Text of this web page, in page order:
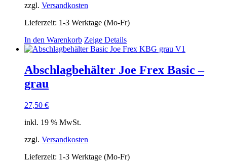
zzgl. Versandkosten
Lieferzeit: 1-3 Werktage (Mo-Fr)
In den Warenkorb Zeige Details
Abschlagbehälter Joe Frex Basic –
grau
27,50 €
inkl. 19 % MwSt.
zzgl. Versandkosten
Lieferzeit: 1-3 Werktage (Mo-Fr)